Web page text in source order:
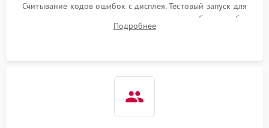
Считывание кодов ошибок с дисплея. Тестовый запуск для
выявления посторонних шумов, протечек или сбоев в работе
электронного модуля управления.
Подробнее